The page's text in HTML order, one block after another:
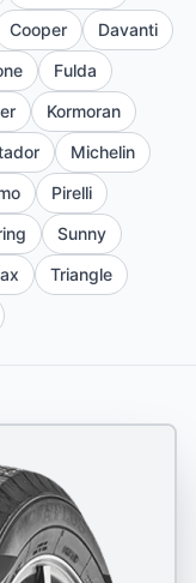
Cooper
Davanti
Fulda
Kormoran
Michelin
Pirelli
Sunny
Triangle